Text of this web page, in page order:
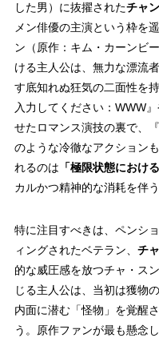
した男）に抜擢されたチャ
メン俳優の主演という枠を
ン（原作：キム・カーンビ
ける主人公は、無力な漂流
す底知れぬ狂気の二面性を
入力してください：WWW
せたロマンス演技の裏で、
のような冷徹なアクション
れるのは 「極限状態におけ
カルかつ精神的な消耗を伴
特に注目すべきは、ペンシ
ィングされたベテラン、 チ
的な威圧感を放つチャ・ス
じる主人公は、当初は獲物
内面に潜む「怪物」を覚醒
う。原作ファンが最も懸念